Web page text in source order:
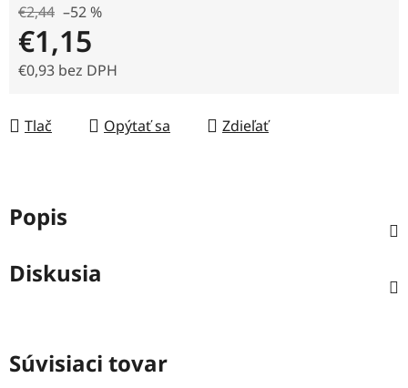
€2,44 –52 %
€1,15
€0,93 bez DPH
Tlač
Opýtať sa Zdieľať
Popis
Diskusia
Súvisiaci tovar